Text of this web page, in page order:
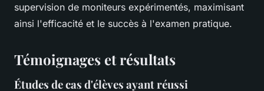
supervision de moniteurs expérimentés, maximisant
ainsi l'efficacité et le succès à l'examen pratique.
Témoignages et résultats
Études de cas d'élèves ayant réussi